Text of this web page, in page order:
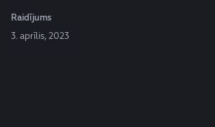
Raidījums
3. aprīlis, 2023